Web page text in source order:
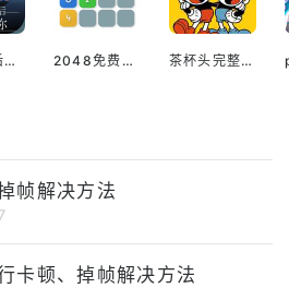
我在7年后等着你安装 2048免费安装 茶杯头完整版安装
帧解决方法
卡顿、掉帧解决方法